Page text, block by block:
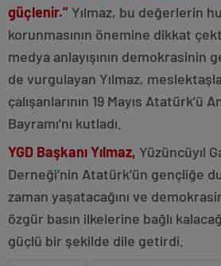
güçlenir.” Yılmaz, bu değerlerin
korunmasının önemine dikkat
medya anlayışının demokrasinin
de vurgulayan Yılmaz,
çalışanlarının 19 Mayıs Atatürk’ü
Bayramı’nı kutladı.
YGD Başkanı Yılmaz, Yüzüncüyıl
Derneği’nin Atatürk’ün gençliğe
zaman yaşatacağını ve
özgür basın ilkelerine bağlı
güçlü bir şekilde dile getirdi.